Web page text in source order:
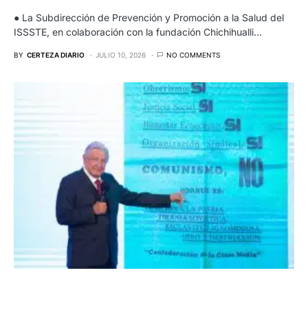
● La Subdirección de Prevención y Promoción a la Salud del
ISSSTE, en colaboración con la fundación Chichihualli…
BY CERTEZA DIARIO JULIO 10, 2026 NO COMMENTS